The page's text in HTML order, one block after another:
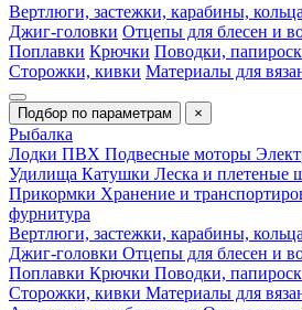
Вертлюги, застежки, карабины, кольца
Джиг-головки Отцепы для блесен и
Поплавки Крючки Поводки,
Сторожки, кивки Материалы для
Подбор по параметрам ×
Рыбалка
Лодки ПВХ Подвесные моторы
Удилища Катушки Леска и плетеные
Прикормки Хранение и
фурнитура
Вертлюги, застежки, карабины, кольца
Джиг-головки Отцепы для блесен и
Поплавки Крючки Поводки,
Сторожки, кивки Материалы для